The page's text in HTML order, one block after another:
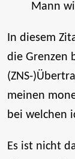
Mann
In diesem
die Grenzen
(ZNS-
meinen
bei welchen
Es ist nicht